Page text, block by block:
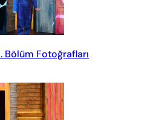
Bölüm Fotoğrafları